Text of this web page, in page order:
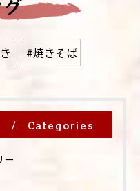
#焼きそば
Categories
ー